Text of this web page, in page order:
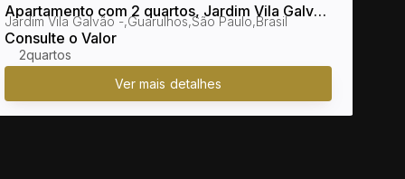
Apartamento com 2 quartos, Jardim Vila Galvão
- Guarulhos
Consulte o Valor
Jardim Vila Galvão ,Guarulhos,São Paulo,Brasil
2